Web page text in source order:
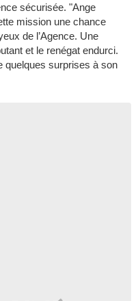
sécurisée. "Ange
mission une chance
de l’Agence. Une
et le renégat endurci.
quelques surprises à son